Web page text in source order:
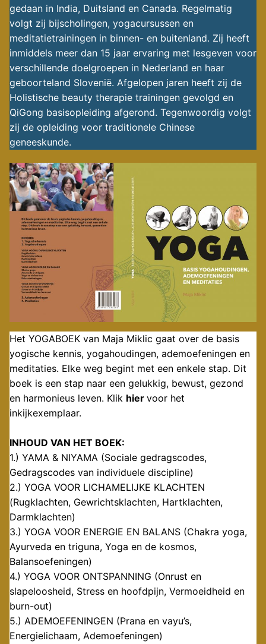
gedaan in India, Duitsland en Canada. Regelmatig
volgt zij bijscholingen, yogacursussen en
meditatietrainingen in binnen- en buitenland. Zij heeft
inmiddels meer dan 15 jaar ervaring met lesgeven voor
verschillende doelgroepen in Nederland en haar
geboorteland Slovenië. Afgelopen jaren heeft zij de
Holistische beauty therapie trainingen gevolgd en
QiGong basisopleiding afgerond. Tegenwoordig volgt
zij de opleiding voor traditionele Chinese
geneeskunde.
Het YOGABOEK van Maja Miklic gaat over de basis
yogische kennis, yogahoudingen, ademoefeningen en
meditaties. Elke weg begint met een enkele stap. Dit
boek is een stap naar een gelukkig, bewust, gezond
en harmonieus leven. Klik hier voor het
inkijkexemplaar.
INHOUD VAN HET BOEK:
1.) YAMA & NIYAMA (Sociale gedragscodes,
Gedragscodes van individuele discipline)
2.) YOGA VOOR LICHAMELIJKE KLACHTEN
(Rugklachten, Gewrichtsklachten, Hartklachten,
Darmklachten)
3.) YOGA VOOR ENERGIE EN BALANS (Chakra yoga,
Ayurveda en triguna, Yoga en de kosmos,
Balansoefeningen)
4.) YOGA VOOR ONTSPANNING (Onrust en
slapeloosheid, Stress en hoofdpijn, Vermoeidheid en
burn-out)
5.) ADEMOEFENINGEN (Prana en vayu’s,
Energielichaam, Ademoefeningen)